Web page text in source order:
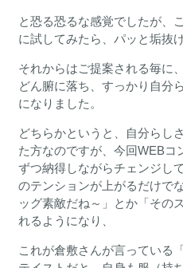
と恐る恐るな感覚でしたが、
に試してみたら、パッと垢抜
それからはご提案される毎に
どん腑に落ち、すっかり自分
になりました。
どちらかというと、自分らし
た方なのですが、今回WEBコ
ずつ納得しながらチェンジし
のテンションが上がるだけで
ッグ素敵だね～」とか「その
れるようになり、
これが倉敷さんが言っている